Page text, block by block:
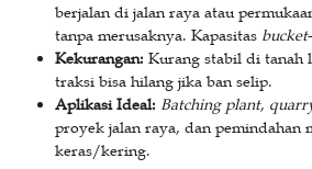
berjalan di jalan raya atau
tanpa merusaknya. Kapasitas bucket
Kekurangan: Kurang stabil di tanah
traksi bisa hilang jika ban selip.
Aplikasi Ideal: Batching plant,
proyek jalan raya, dan pemindahan
keras/kering.